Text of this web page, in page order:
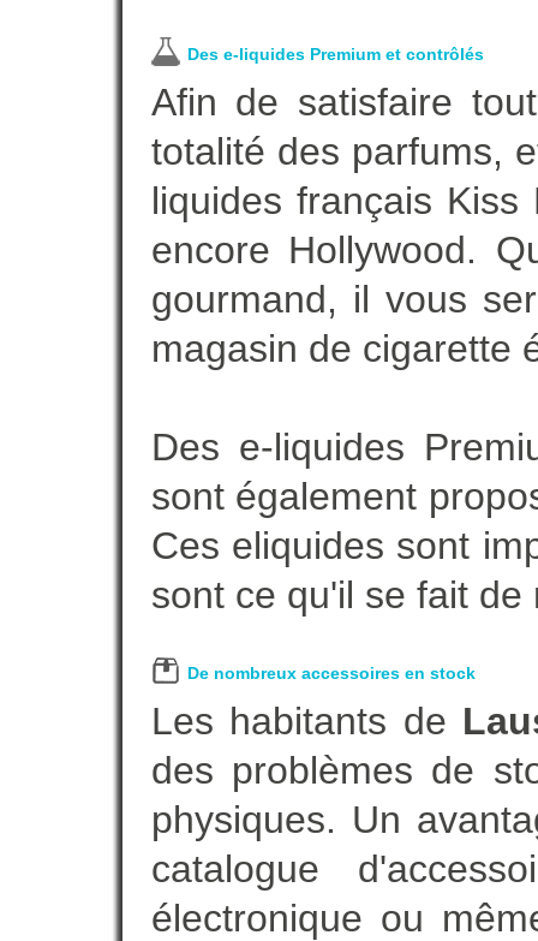
Des e-liquides Premium et contrôlés
Afin de satisfaire
totalité des parfums,
liquides français
encore Hollywood.
gourmand, il vous
magasin de cigarette
Des e-liquides
sont également
Ces eliquides sont
sont ce qu'il se fait
De nombreux accessoires en stock
Les habitants de
des problèmes de
physiques. Un
catalogue
électronique ou